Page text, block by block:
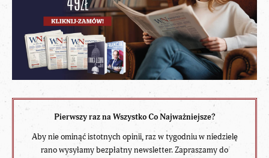
Pierwszy raz na Wszystko Co Najważniejsze?
Aby nie ominąć istotnych opinii, raz w tygodniu w niedzielę
rano wysyłamy bezpłatny newsletter. Zapraszamy do